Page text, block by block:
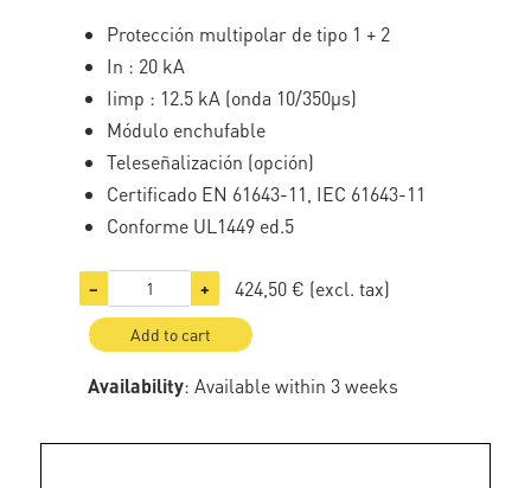
Protección multipolar de tipo 1 + 2
In : 20 kA
Iimp : 12.5 kA (onda 10/350µs)
Módulo enchufable
Teleseñalización (opción)
Certificado EN 61643-11, IEC 61643-11
Conforme UL1449 ed.5
− + 424,50 € (excl. tax)
Add to cart
Availability: Available within 3 weeks